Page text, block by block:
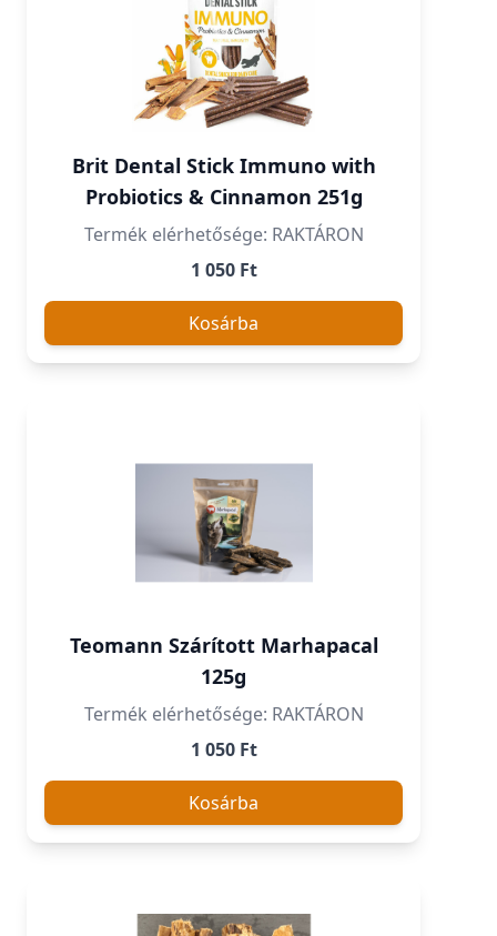
Brit Dental Stick Immuno with
Probiotics & Cinnamon 251g
Termék elérhetősége: RAKTÁRON
1 050 Ft
Kosárba
Teomann Szárított Marhapacal
125g
Termék elérhetősége: RAKTÁRON
1 050 Ft
Kosárba